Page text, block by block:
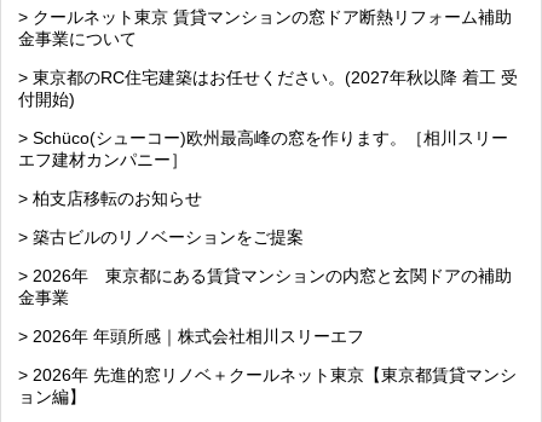
> クールネット東京 賃貸マンションの窓ドア断熱リフォーム補助
金事業について
> 東京都のRC住宅建築はお任せください。(2027年秋以降 着工 受
付開始)
> Schüco(シューコー)欧州最高峰の窓を作ります。［相川スリー
エフ建材カンパニー］
> 柏支店移転のお知らせ
> 築古ビルのリノベーションをご提案
> 2026年 東京都にある賃貸マンションの内窓と玄関ドアの補助
金事業
> 2026年 年頭所感｜株式会社相川スリーエフ
> 2026年 先進的窓リノベ＋クールネット東京【東京都賃貸マンシ
ョン編】